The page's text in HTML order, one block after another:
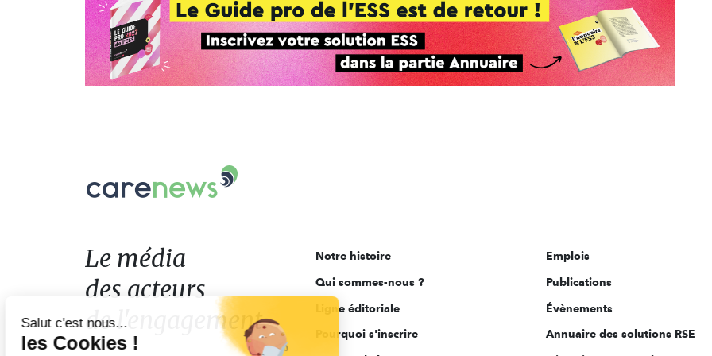
Le
acteurs
de
l'engagement
Le média
des acteurs
de l'engagement
Notre histoire
Qui sommes-nous ?
Ligne éditoriale
Pourquoi s'inscrire
Emplois
Publications
Évènements
Annuaire des solutions RSE
Salut c'est nous...
les Cookies !